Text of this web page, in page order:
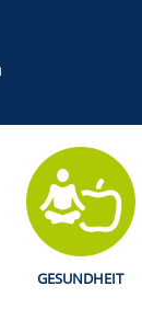
GESUNDHEIT